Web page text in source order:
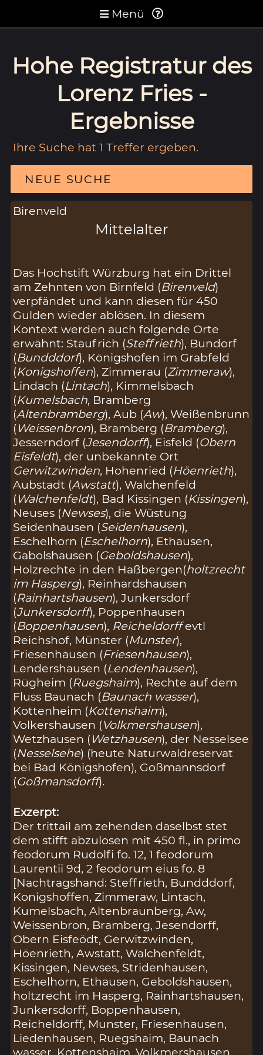
Menü
Hohe Registratur des
Lorenz Fries -
Ergebnisse
Ihre Suche hat 1 Treffer ergeben.
NEUE SUCHE
Birenveld
Mittelalter
Das Hochstift Würzburg hat ein Drittel
am Zehnten von Birnfeld (Birenveld)
verpfändet und kann diesen für 450
Gulden wieder ablösen. In diesem
Kontext werden auch folgende Orte
erwähnt: Staufrich (Steffrieth), Bundorf
(Bundddorf), Königshofen im Grabfeld
(Konigshoffen), Zimmerau (Zimmeraw),
Lindach (Lintach), Kimmelsbach
(Kumelsbach, Bramberg
(Altenbramberg), Aub (Aw), Weißenbrunn
(Weissenbron), Bramberg (Bramberg),
Jesserndorf (Jesendorff), Eisfeld (Obern
Eisfeldt), der unbekannte Ort
Gerwitzwinden, Hohenried (Höenrieth),
Aubstadt (Awstatt), Walchenfeld
(Walchenfeldt), Bad Kissingen (Kissingen),
Neuses (Newses), die Wüstung
Seidenhausen (Seidenhausen),
Eschelhorn (Eschelhorn), Ethausen,
Gabolshausen (Geboldshausen),
Holzrechte in den Haßbergen(holtzrecht
im Hasperg), Reinhardshausen
(Rainhartshausen), Junkersdorf
(Junkersdorff), Poppenhausen
(Boppenhausen), Reicheldorffevtl
Reichshof, Münster (Munster),
Friesenhausen (Friesenhausen),
Lendershausen (Lendenhausen),
Rügheim (Ruegshaim), Rechte auf dem
Fluss Baunach (Baunach wasser),
Kottenheim (Kottenshaim),
Volkershausen (Volkmershausen),
Wetzhausen (Wetzhausen), der Nesselsee
(Nesselsehe) (heute Naturwaldreservat
bei Bad Königshofen), Goßmannsdorf
(Goßmansdorff).
Exzerpt:
Der trittail am zehenden daselbst stet
dem stifft abzulosen mit 450 fl., in primo
feodorum Rudolfi fo. 12, 1 feodorum
Laurentii 9d, 2 feodorum eius fo. 8
[Nachtragshand: Steffrieth, Bundddorf,
Konigshoffen, Zimmeraw, Lintach,
Kumelsbach, Altenbraunberg, Aw,
Weissenbron, Bramberg, Jesendorff,
Obern Eisfeödt, Gerwitzwinden,
Höenrieth, Awstatt, Walchenfeldt,
Kissingen, Newses, Stridenhausen,
Eschelhorn, Ethausen, Geboldshausen,
holtzrecht im Hasperg, Rainhartshausen,
Junkersdorff, Boppenhausen,
Reicheldorff, Munster, Friesenhausen,
Liedenhausen, Ruegshaim, Baunach
wasser, Kottenshaim, Volkmershausen,